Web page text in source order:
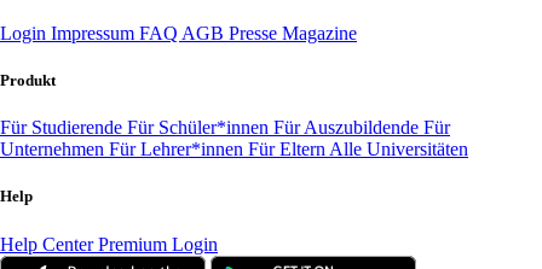
Login Impressum FAQ AGB Presse Magazine
Produkt
Für Studierende Für Schüler*innen Für Auszubildende Für
Unternehmen Für Lehrer*innen Für Eltern Alle Universitäten
Help
Help CenterPremium Login